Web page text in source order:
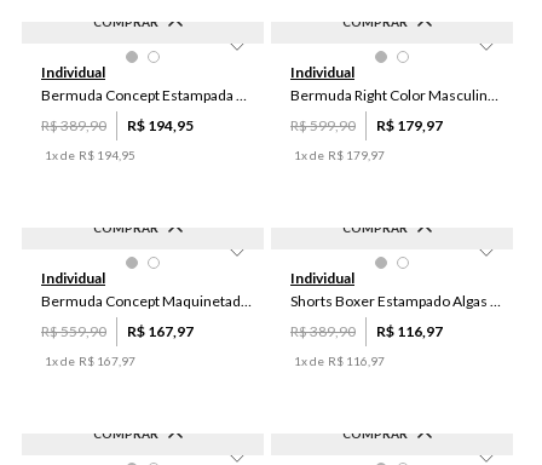
COMPRAR
38 48
Individual
Bermuda Concept Estampada Masculina Individual
R$389,90 R$ 194,95
1x de R$ 194 95
COMPRAR
52
Individual
Bermuda Right Color Masculina Individual
R$599,90 R$ 179,97
1x de R$ 179 97
COMPRAR
50
Individual
Bermuda Concept Maquinetada Masculina Individual
R$559,90 R$ 167,97
1x de R$ 167 97
COMPRAR
XGG
Individual
Shorts Boxer Estampado Algas Masculino Individual
R$389,90 R$ 116,97
1x de R$ 116 97
COMPRAR COMPRAR